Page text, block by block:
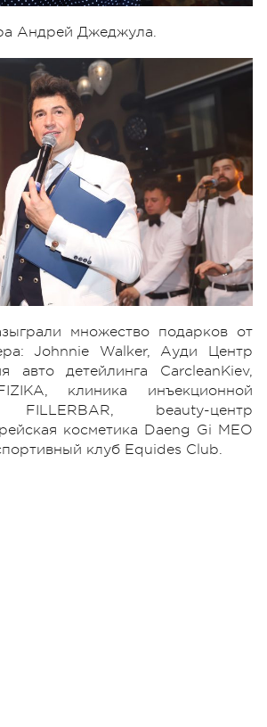
Андрей Джеджула.
множество подарков от
Johnnie Walker, Ауди Центр
авто детейлинга CarcleanKiev,
клиника инъекционной
FILLERBAR, beauty-центр
косметика Daeng Gi MEO
клуб Equides Club.